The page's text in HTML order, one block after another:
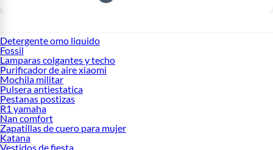
Detergente omo liquido
Fossil
Lamparas colgantes y techo
Purificador de aire xiaomi
Mochila militar
Pulsera antiestatica
Pestanas postizas
R1 yamaha
Nan comfort
Zapatillas de cuero para mujer
Katana
Vestidos de fiesta